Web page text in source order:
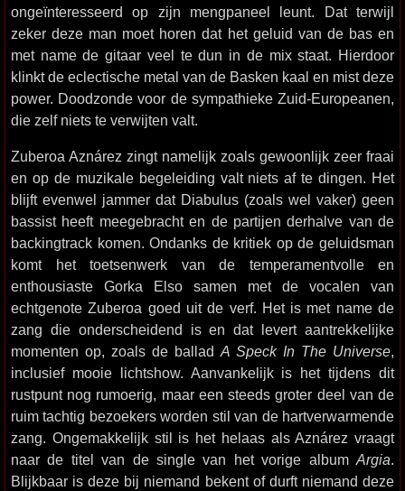
ongeïnteresseerd op zijn mengpaneel leunt. Dat terwijl
zeker deze man moet horen dat het geluid van de bas en
met name de gitaar veel te dun in de mix staat. Hierdoor
klinkt de eclectische metal van de Basken kaal en mist deze
power. Doodzonde voor de sympathieke Zuid-Europeanen,
die zelf niets te verwijten valt.
Zuberoa Aznárez zingt namelijk zoals gewoonlijk zeer fraai
en op de muzikale begeleiding valt niets af te dingen. Het
blijft evenwel jammer dat Diabulus (zoals wel vaker) geen
bassist heeft meegebracht en de partijen derhalve van de
backingtrack komen. Ondanks de kritiek op de geluidsman
komt het toetsenwerk van de temperamentvolle en
enthousiaste Gorka Elso samen met de vocalen van
echtgenote Zuberoa goed uit de verf. Het is met name de
zang die onderscheidend is en dat levert aantrekkelijke
momenten op, zoals de ballad A Speck In The Universe,
inclusief mooie lichtshow. Aanvankelijk is het tijdens dit
rustpunt nog rumoerig, maar een steeds groter deel van de
ruim tachtig bezoekers worden stil van de hartverwarmende
zang. Ongemakkelijk stil is het helaas als Aznárez vraagt
naar de titel van de single van het vorige album Argia.
Blijkbaar is deze bij niemand bekent of durft niemand deze